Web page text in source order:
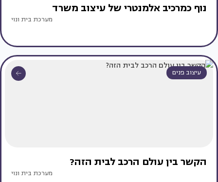
נוף כמרכיב אלמנטרי של עיצוב משרד
מערכת בית ונוי
עיצוב פנים
הקשר בין עולם הרכב לבית הזה?
מערכת בית ונוי